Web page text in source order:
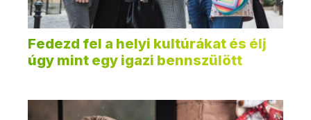
Fedezd fel a helyi kultúrákat és élj
úgy mint egy igazi bennszülött